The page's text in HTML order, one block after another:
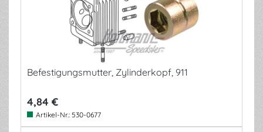
Befestigungsmutter, Zylinderkopf, 911
4,84 €
Artikel-Nr.: 530-0677